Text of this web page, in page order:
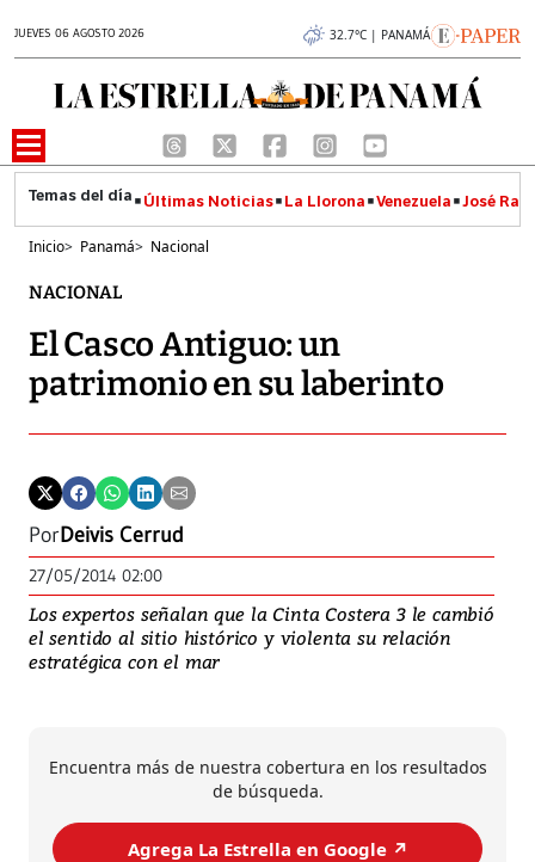
JUEVES 06 AGOSTO 2026 32.7°C | PANAMÁ
Últimas Noticias La Llorona Venezuela José
Inicio> Panamá> Nacional
NACIONAL
El Casco Antiguo: un
patrimonio en su laberinto
PorDeivis Cerrud
27/05/2014 02:00
Los expertos señalan que la Cinta Costera 3 le cambió
el sentido al sitio histórico y violenta su relación
estratégica con el mar
Encuentra más de nuestra cobertura en los resultados
de búsqueda.
Agrega La Estrella en Google ↗️